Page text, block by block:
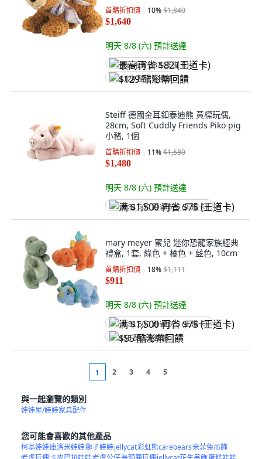
首購折扣價 10%$1,840
$1,640
明天 8/8 (六) 預計送達
最高再省 $82 (王道卡)
$129 酷澎幣回饋
Steiff 德國金耳釦泰迪熊 黃標玩偶,
28cm, Soft Cuddly Friends Piko pig
小豬, 1個
首購折扣價 11%$1,680
$1,480
明天 8/8 (六) 預計送達
满 $1,500 再省 $75 (王道卡)
mary meyer 蜜兒 迷你恐龍家族經典
禮盒, 1套, 綠色 + 橘色 + 藍色, 10cm
首購折扣價 18%$1,111
$911
明天 8/8 (六) 預計送達
满 $1,500 再省 $75 (王道卡)
$55 酷澎幣回饋
1 2 3 4 5
與一起瀏覽的類別
娃娃屋/娃娃家具配件
您可能會喜歡的其他產品
柯基娃娃庫洛米娃娃獅子娃娃jellycat彩虹熊carebears米菲兔吊飾